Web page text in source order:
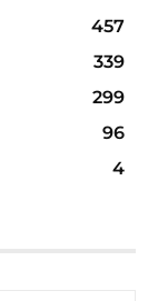
457
339
299
96
4